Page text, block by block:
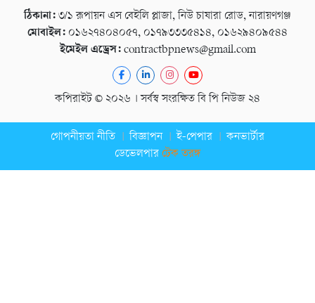
ঠিকানা: ৩/১ রূপায়ন এস বেইলি প্লাজা, নিউ চাষারা রোড, নারায়ণগঞ্জ
মোবাইল: ০১৬২৭৪০৪০৫৭, ০১৭৯৩৩৩৫৪১৪, ০১৬২৯৪০৯৫৪৪
ইমেইল এড্রেস:contractbpnews@gmail.com
কপিরাইট © ২০২৬ । সর্বস্ব সংরক্ষিত বি পি নিউজ ২৪
গোপনীয়তা নীতি বিজ্ঞাপন ই-পেপার
কনভার্টার
ডেভেলপার টেক তরঙ্গ